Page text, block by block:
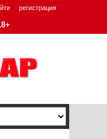
регистрация